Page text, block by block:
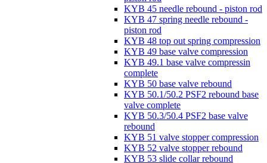
KYB 45 needle rebound - piston rod
KYB 47 spring needle rebound -
piston rod
KYB 48 top out spring compression
KYB 49 base valve compression
KYB 49.1 base valve compressin
complete
KYB 50 base valve rebound
KYB 50.1/50.2 PSF2 rebound base
valve complete
KYB 50.3/50.4 PSF2 base valve
rebound
KYB 51 valve stopper compression
KYB 52 valve stopper rebound
KYB 53 slide collar rebound